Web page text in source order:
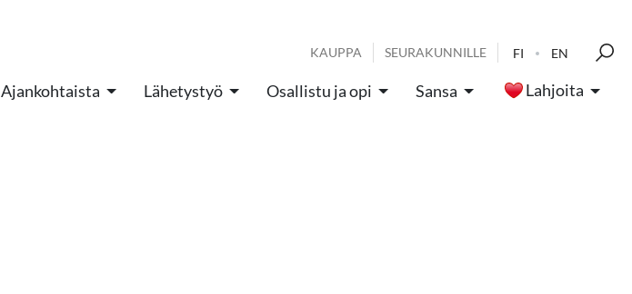
KAUPPA SEURAKUNNILLE FI EN
Ajankohtaista Lähetystyö Osallistu ja opi Sansa Lahjoita